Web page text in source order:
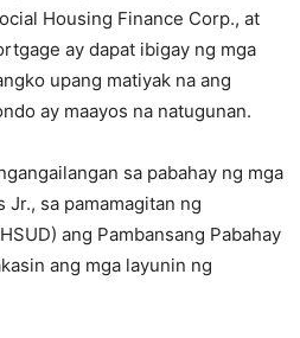
Housing Finance Corp., at
ay dapat ibigay ng mga
upang matiyak na ang
ay maayos na natugunan.
sa pabahay ng mga
sa pamamagitan ng
ang Pambansang Pabahay
ang mga layunin ng